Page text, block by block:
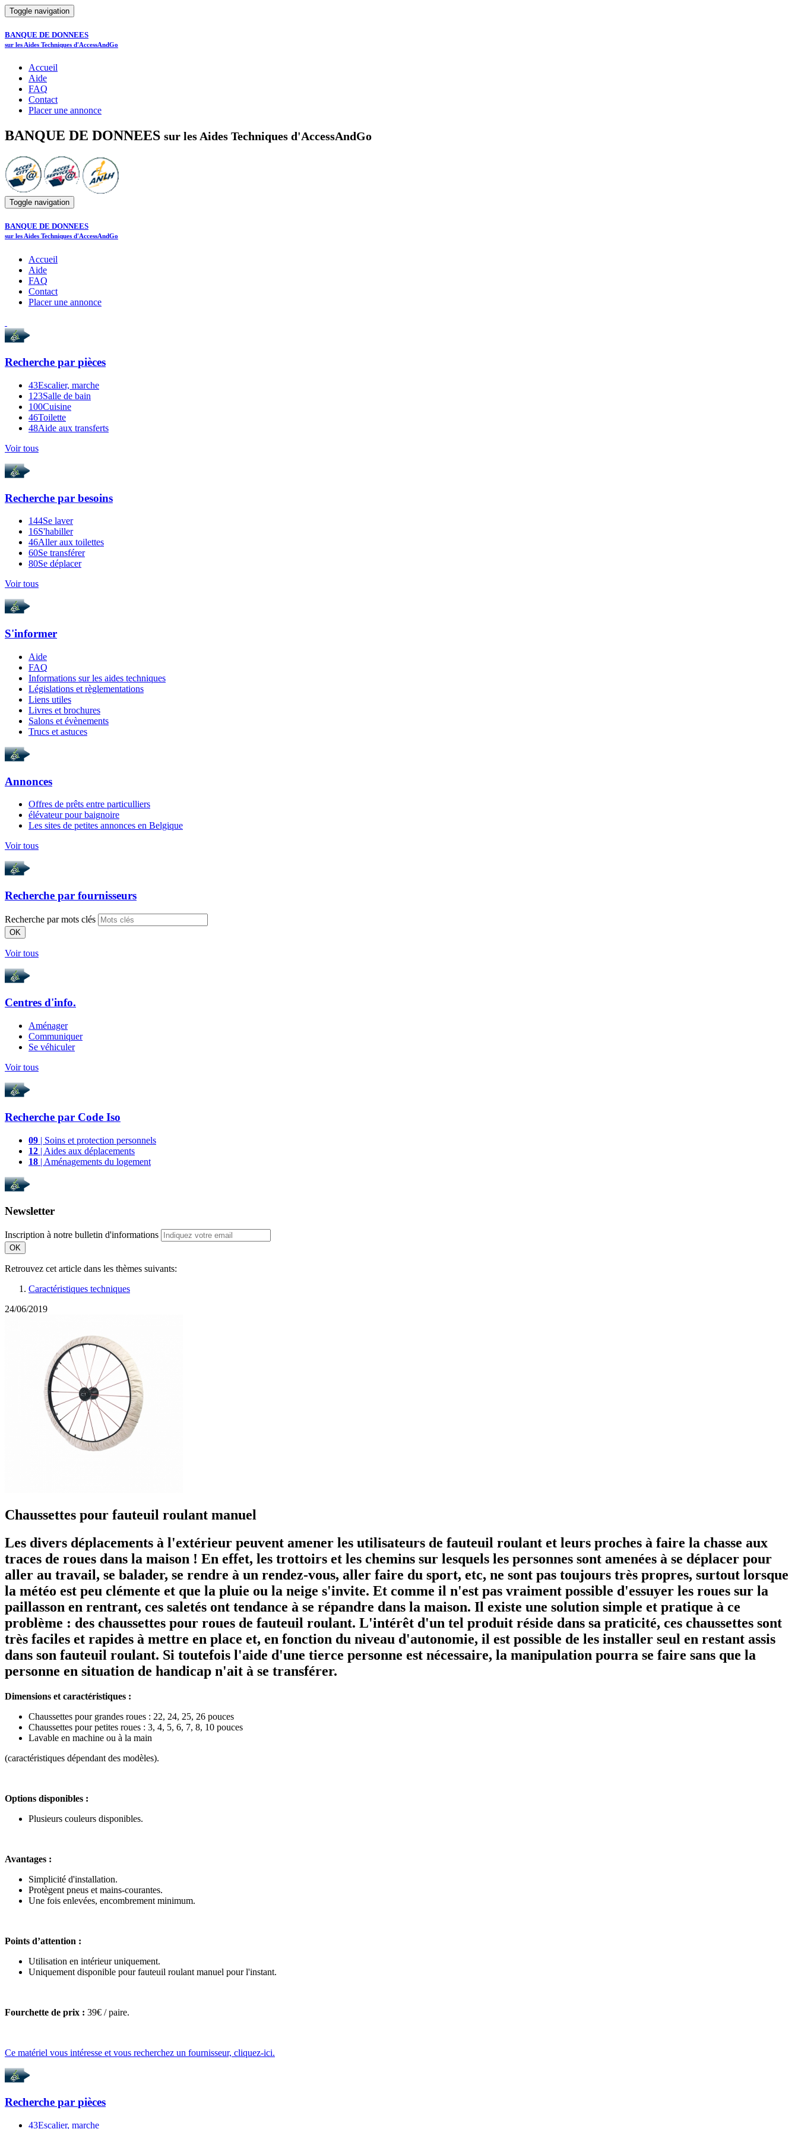
Toggle navigation
BANQUE DE DONNEES
sur les Aides Techniques d'AccessAndGo
Accueil
Aide
FAQ
Contact
Placer une annonce
BANQUE DE DONNEES sur les Aides Techniques d'AccessAndGo
Toggle navigation
BANQUE DE DONNEES
sur les Aides Techniques d'AccessAndGo
Accueil
Aide
FAQ
Contact
Placer une annonce
Recherche par pièces
43Escalier, marche
123Salle de bain
100Cuisine
46Toilette
48Aide aux transferts
Voir tous
Recherche par besoins
144Se laver
16S'habiller
46Aller aux toilettes
60Se transférer
80Se déplacer
Voir tous
S'informer
Aide
FAQ
Informations sur les aides techniques
Législations et règlementations
Liens utiles
Livres et brochures
Salons et évènements
Trucs et astuces
Annonces
Offres de prêts entre particulliers
élévateur pour baignoire
Les sites de petites annonces en Belgique
Voir tous
Recherche par fournisseurs
Recherche par mots clés
OK
Voir tous
Centres d'info.
Aménager
Communiquer
Se véhiculer
Voir tous
Recherche par Code Iso
09 | Soins et protection personnels
12 | Aides aux déplacements
18 | Aménagements du logement
Newsletter
Inscription à notre bulletin d'informations
OK
Retrouvez cet article dans les thèmes suivants:
Caractéristiques techniques
24/06/2019
Chaussettes pour fauteuil roulant manuel
Les divers déplacements à l'extérieur peuvent amener les utilisateurs de fauteuil roulant et leurs proches à faire la chasse aux
traces de roues dans la maison ! En effet, les trottoirs et les chemins sur lesquels les personnes sont amenées à se déplacer pour
aller au travail, se balader, se rendre à un rendez-vous, aller faire du sport, etc, ne sont pas toujours très propres, surtout lorsque
la météo est peu clémente et que la pluie ou la neige s'invite. Et comme il n'est pas vraiment possible d'essuyer les roues sur la
paillasson en rentrant, ces saletés ont tendance à se répandre dans la maison. Il existe une solution simple et pratique à ce
problème : des chaussettes pour roues de fauteuil roulant. L'intérêt d'un tel produit réside dans sa praticité, ces chaussettes sont
très faciles et rapides à mettre en place et, en fonction du niveau d'autonomie, il est possible de les installer seul en restant assis
dans son fauteuil roulant. Si toutefois l'aide d'une tierce personne est nécessaire, la manipulation pourra se faire sans que la
personne en situation de handicap n'ait à se transférer.
Dimensions et caractéristiques :
Chaussettes pour grandes roues : 22, 24, 25, 26 pouces
Chaussettes pour petites roues : 3, 4, 5, 6, 7, 8, 10 pouces
Lavable en machine ou à la main
(caractéristiques dépendant des modèles).
Options disponibles :
Plusieurs couleurs disponibles.
Avantages :
Simplicité d'installation.
Protègent pneus et mains-courantes.
Une fois enlevées, encombrement minimum.
Points d’attention :
Utilisation en intérieur uniquement.
Uniquement disponible pour fauteuil roulant manuel pour l'instant.
Fourchette de prix : 39€ / paire.
Ce matériel vous intéresse et vous recherchez un fournisseur, cliquez-ici.
Recherche par pièces
43Escalier, marche